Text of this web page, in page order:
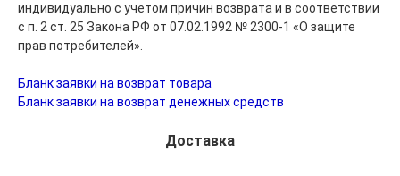
индивидуально с учетом причин возврата и в соответствии
с п. 2 ст. 25 Закона РФ от 07.02.1992 № 2300-1 «О защите
прав потребителей».
Бланк заявки на возврат товара
Бланк заявки на возврат денежных средств
Доставка